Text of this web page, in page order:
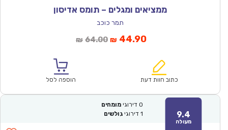
ממציאים ומגלים – תומס אדיסון
תמר כוכב
₪ 64.00המחיר
₪64.00.
₪ 44.90המחיר
הוא:
כתוב חוות דעת הוספה לסל
9.4
מעולה
0 דירוגי מומחים
1 דירוגי גולשים